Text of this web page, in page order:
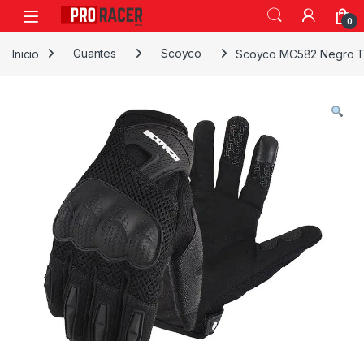
0
Inicio Guantes Scoyco Scoyco MC582 Negro